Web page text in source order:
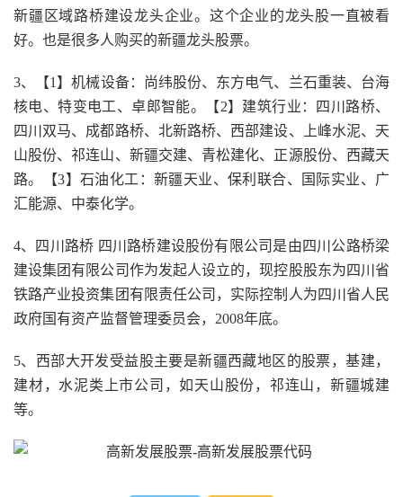
新疆区域路桥建设龙头企业。这个企业的龙头股一直被看
好。也是很多人购买的新疆龙头股票。
3、【1】机械设备：尚纬股份、东方电气、兰石重装、台海
核电、特变电工、卓郎智能。【2】建筑行业：四川路桥、
四川双马、成都路桥、北新路桥、西部建设、上峰水泥、天
山股份、祁连山、新疆交建、青松建化、正源股份、西藏天
路。【3】石油化工：新疆天业、保利联合、国际实业、广
汇能源、中泰化学。
4、四川路桥 四川路桥建设股份有限公司是由四川公路桥梁
建设集团有限公司作为发起人设立的，现控股股东为四川省
铁路产业投资集团有限责任公司，实际控制人为四川省人民
政府国有资产监督管理委员会，2008年底。
5、西部大开发受益股主要是新疆西藏地区的股票，基建，
建材，水泥类上市公司，如天山股份，祁连山，新疆城建
等。